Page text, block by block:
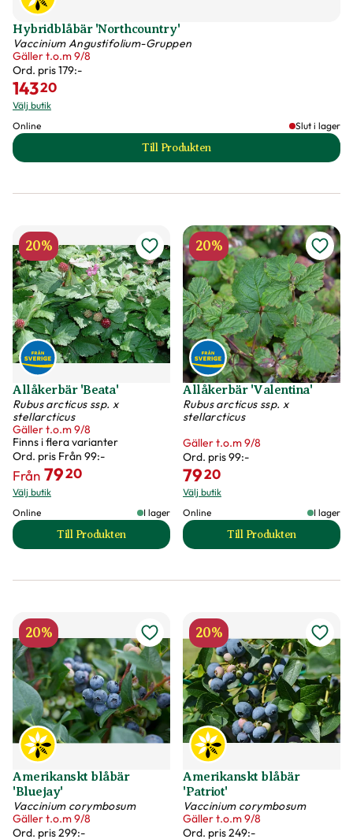
Hybridblåbär 'Northcountry'
Vaccinium Angustifolium-Gruppen
Gäller t.o.m 9/8
Ord. pris179:-
14320
Välj butik
Online
Slut i lager
Till Produkten
till Hybridblåbär 'Northcountry'
20%
Allåkerbär 'Beata'
Rubus arcticus ssp. x
stellarcticus
Gäller t.o.m 9/8
Finns i flera varianter
Ord. pris Från 99:-
Från 7920
Välj butik
Online
I lager
Till Produkten
till Allåkerbär 'Beata' produktsida
20%
Allåkerbär 'Valentina'
Rubus arcticus ssp. x
stellarcticus
Gäller t.o.m 9/8
Ord. pris99:-
7920
Välj butik
Online
I lager
Till Produkten
till Allåkerbär
20%
Amerikanskt blåbär
'Bluejay'
Vaccinium corymbosum
Gäller t.o.m 9/8
Ord. pris299:-
20%
Amerikanskt blåbär
'Patriot'
Vaccinium corymbosum
Gäller t.o.m 9/8
Ord. pris249:-